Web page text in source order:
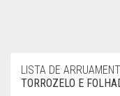
LISTA DE
TORROZELO E